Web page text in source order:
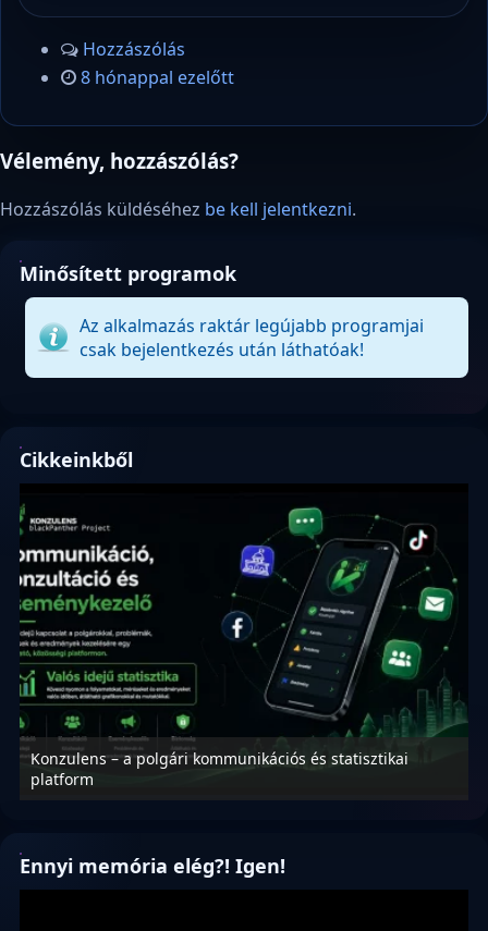
Hozzászólás
8 hónappal ezelőtt
Vélemény, hozzászólás?
Hozzászólás küldéséhez be kell jelentkezni.
Minősített programok
Az alkalmazás raktár legújabb programjai
csak bejelentkezés után láthatóak!
Cikkeinkből
Konzulens – a polgári kommunikációs és statisztikai
platform
Ennyi memória elég?! Igen!